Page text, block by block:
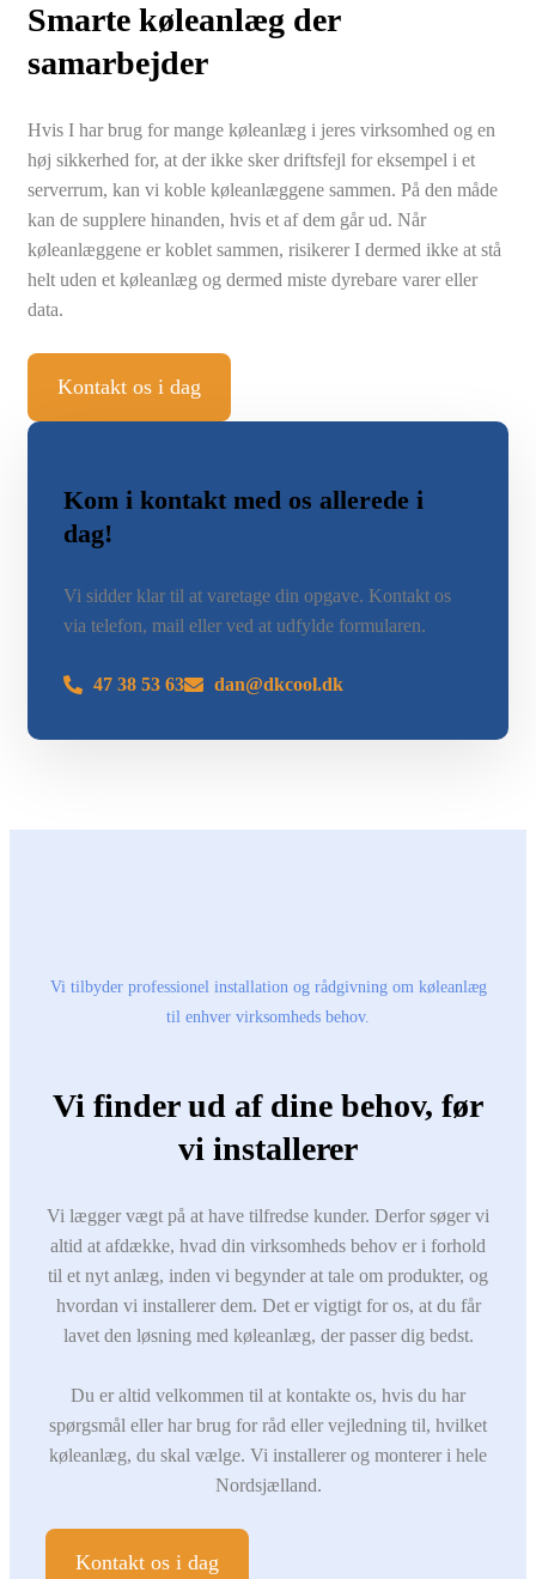
Smarte køleanlæg der
samarbejder
Hvis I har brug for mange køleanlæg i jeres virksomhed og en
høj sikkerhed for, at der ikke sker driftsfejl for eksempel i et
serverrum, kan vi koble køleanlæggene sammen. På den måde
kan de supplere hinanden, hvis et af dem går ud. Når
køleanlæggene er koblet sammen, risikerer I dermed ikke at stå
helt uden et køleanlæg og dermed miste dyrebare varer eller
data.
Kontakt os i dag
Kom i kontakt med os allerede i
dag!
Vi sidder klar til at varetage din opgave. Kontakt os
via telefon, mail eller ved at udfylde formularen.
47 38 53 63 dan@dkcool.dk
Vi tilbyder professionel installation og rådgivning om køleanlæg
til enhver virksomheds behov.
Vi finder ud af dine behov, før
vi installerer
Vi lægger vægt på at have tilfredse kunder. Derfor søger vi
altid at afdække, hvad din virksomheds behov er i forhold
til et nyt anlæg, inden vi begynder at tale om produkter, og
hvordan vi installerer dem. Det er vigtigt for os, at du får
lavet den løsning med køleanlæg, der passer dig bedst.
Du er altid velkommen til at kontakte os, hvis du har
spørgsmål eller har brug for råd eller vejledning til, hvilket
køleanlæg, du skal vælge. Vi installerer og monterer i hele
Nordsjælland.
Kontakt os i dag